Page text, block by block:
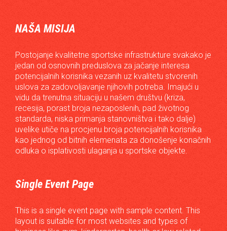
NAŠA MISIJA
Postojanje kvalitetne sportske infrastrukture svakako je
jedan od osnovnih preduslova za jačanje interesa
potencijalnih korisnika vezanih uz kvalitetu stvorenih
uslova za zadovoljavanje njihovih potreba. Imajući u
vidu da trenutna situaciju u našem društvu (kriza,
recesija, porast broja nezaposlenih, pad životnog
standarda, niska primanja stanovništva i tako dalje)
uvelike utiče na procjenu broja potencijalnih korisnika
kao jednog od bitnih elemenata za donošenje konačnih
odluka o isplativosti ulaganja u sportske objekte.
Single Event Page
This is a single event page with sample content. This
layout is suitable for most websites and types of